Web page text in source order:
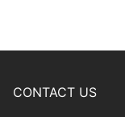
CONTACT US